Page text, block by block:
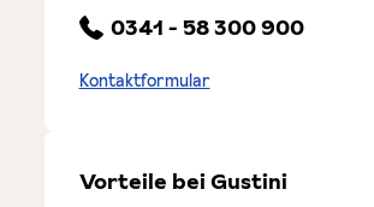
0341 - 58 300 900
Kontaktformular
Vorteile bei Gustini